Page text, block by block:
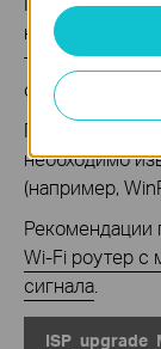
компьютере
требуется
отсоединить
Перед
необходимо
(например,
Wi-Fi роутер
сигнала